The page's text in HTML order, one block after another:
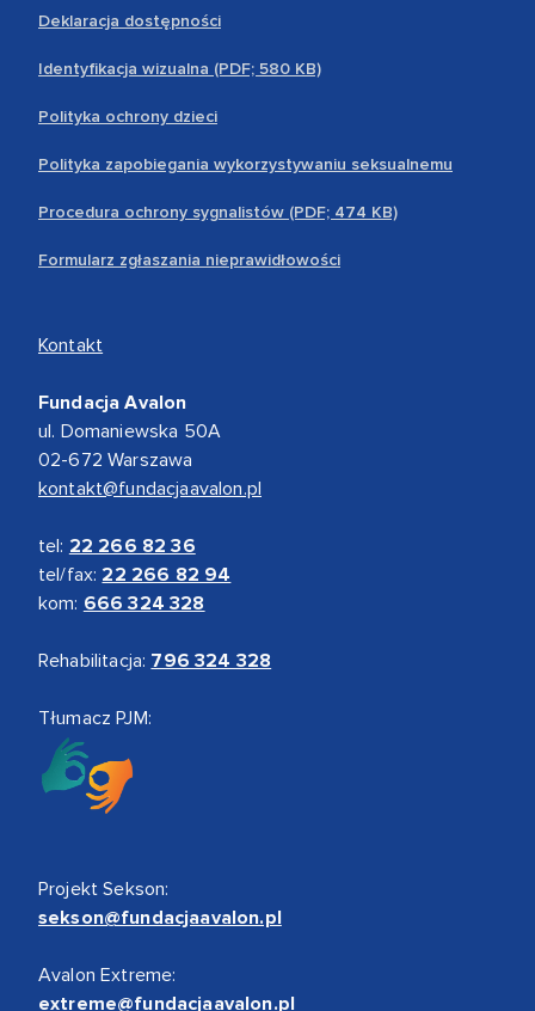
Deklaracja dostępności
Identyfikacja wizualna (PDF; 580 KB)
Polityka ochrony dzieci
Polityka zapobiegania wykorzystywaniu seksualnemu
Procedura ochrony sygnalistów (PDF; 474 KB)
Formularz zgłaszania nieprawidłowości
Kontakt
Fundacja Avalon
ul. Domaniewska 50A
02-672 Warszawa
kontakt@fundacjaavalon.pl
tel: 22 266 82 36
tel/fax: 22 266 82 94
kom: 666 324 328
Rehabilitacja: 796 324 328
Tłumacz PJM:
Projekt Sekson:
sekson@fundacjaavalon.pl
Avalon Extreme:
extreme@fundacjaavalon.pl